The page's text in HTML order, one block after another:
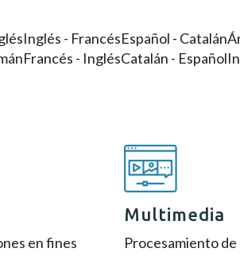
Inglés - Francés
Francés - Inglés
Español - Catalán
Catalán - Español
en fines
Multimedia
Procesamiento